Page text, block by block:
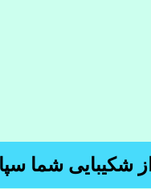
شکیبایی شما